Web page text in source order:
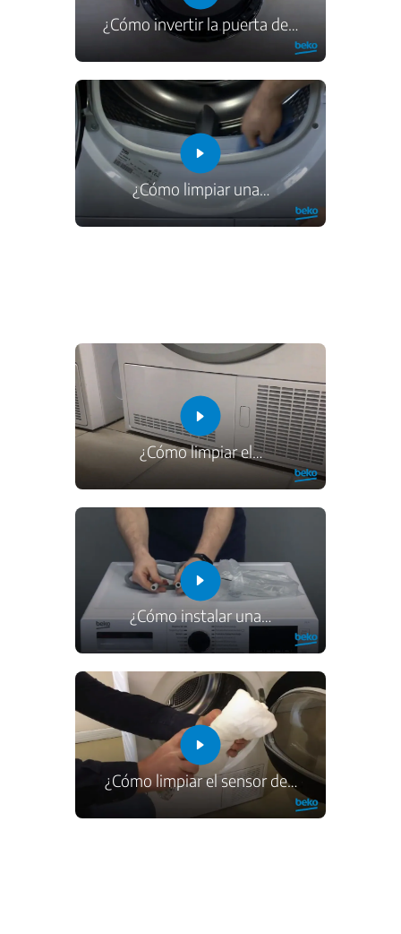
¿Cómo invertir la puerta de…
¿Cómo limpiar una
¿Cómo limpiar el…
¿Cómo instalar una…
¿Cómo limpiar el sensor de…